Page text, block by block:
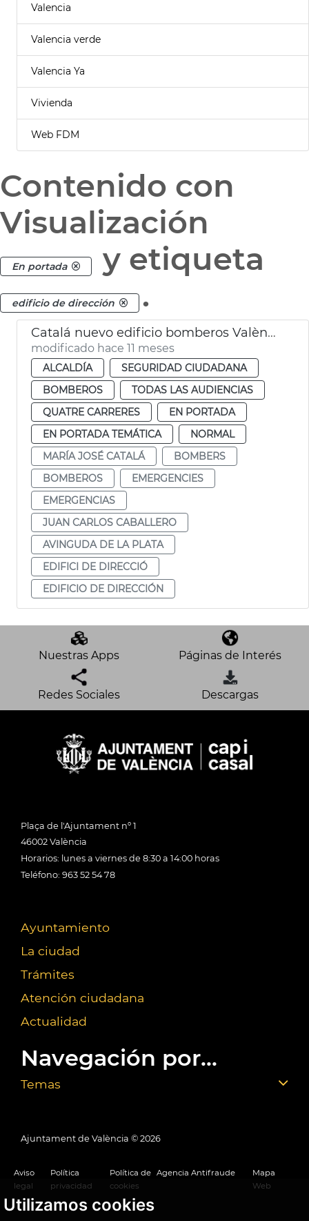
Utilizamos cookies
Valencia
Valencia verde
Valencia Ya
Vivienda
Web FDM
Contenido con
Visualización
En portada y etiqueta
edificio de dirección .
Catalá nuevo edificio bomberos València
modificado hace 11 meses
ALCALDÍA
SEGURIDAD CIUDADANA
BOMBEROS
TODAS LAS AUDIENCIAS
QUATRE CARRERES
EN PORTADA
EN PORTADA TEMÁTICA
NORMAL
MARÍA JOSÉ CATALÁ
BOMBERS
BOMBEROS
EMERGENCIES
EMERGENCIAS
JUAN CARLOS CABALLERO
AVINGUDA DE LA PLATA
EDIFICI DE DIRECCIÓ
EDIFICIO DE DIRECCIÓN
Nuestras Apps Páginas de Interés
Redes Sociales Descargas
Plaça de l'Ajuntament nº 1
46002 València
Horarios: lunes a viernes de 8:30 a 14:00 horas
Teléfono: 963 52 54 78
Ayuntamiento
La ciudad
Trámites
Atención ciudadana
Actualidad
Navegación por...
Temas
Ajuntament de València © 2026
Aviso
legal
Política
privacidad
Política de
cookies
Agencia Antifraude
Mapa
Web